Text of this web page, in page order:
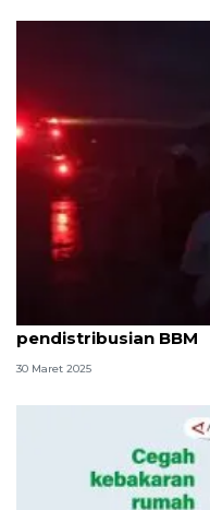
pendistribusian BBM
30 Maret 2025